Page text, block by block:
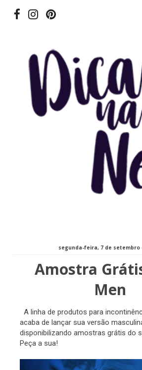
segunda-feira, 7 de setembro
Amostra
Men
A linha de produtos para
acaba de lançar sua versão
disponibilizando amostras grátis do
Peça a sua!